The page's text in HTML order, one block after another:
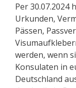
Per 30.07.2024
Urkunden,
Pässen,
werden, wenn
Konsulaten in
Deutschland